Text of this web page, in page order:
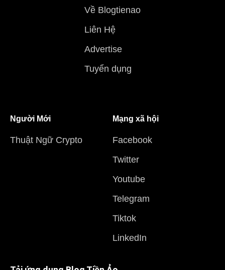
Về Blogtienao
Liên Hệ
Advertise
Tuyển dụng
Người Mới
Thuật Ngữ Crypto
Mạng xã hội
Facebook
Twitter
Youtube
Telegram
Tiktok
LinkedIn